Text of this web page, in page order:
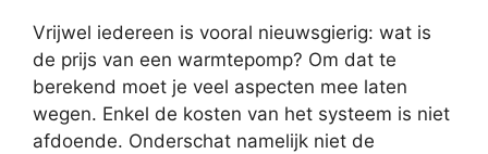
Vrijwel iedereen is vooral nieuwsgierig: wat is
de prijs van een warmtepomp? Om dat te
berekend moet je veel aspecten mee laten
wegen. Enkel de kosten van het systeem is niet
afdoende. Onderschat namelijk niet de